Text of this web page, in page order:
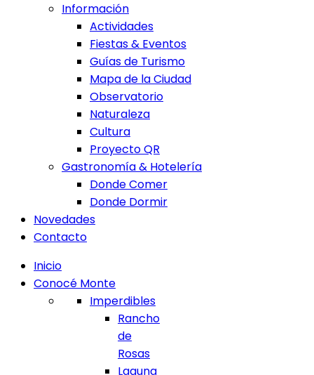
Información
Actividades
Fiestas & Eventos
Guías de Turismo
Mapa de la Ciudad
Observatorio
Naturaleza
Cultura
Proyecto QR
Gastronomía & Hotelería
Donde Comer
Donde Dormir
Novedades
Contacto
Inicio
Conocé Monte
Imperdibles
Rancho
de
Rosas
Laguna